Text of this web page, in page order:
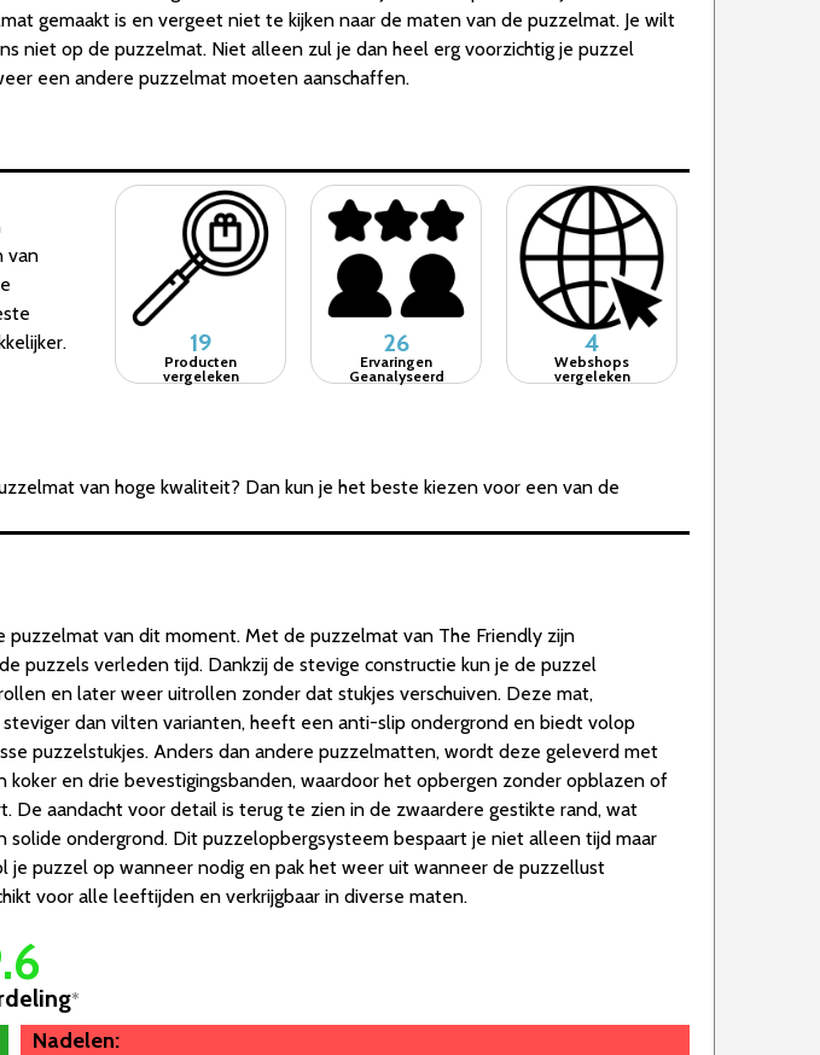
gemaakt is en vergeet niet te kijken naar de maten van de puzzelmat. Je wilt
niet op de puzzelmat. Niet alleen zul je dan heel erg voorzichtig je puzzel
een andere puzzelmat moeten aanschaffen.
van
19
Producten
vergeleken
26
Ervaringen
Geanalyseerd
4
Webshops
vergeleken
van hoge kwaliteit? Dan kun je het beste kiezen voor een van de
puzzelmat van dit moment. Met de puzzelmat van The Friendly zijn
puzzels verleden tijd. Dankzij de stevige constructie kun je de puzzel
en later weer uitrollen zonder dat stukjes verschuiven. Deze mat,
steviger dan vilten varianten, heeft een anti-slip ondergrond en biedt volop
puzzelstukjes. Anders dan andere puzzelmatten, wordt deze geleverd met
koker en drie bevestigingsbanden, waardoor het opbergen zonder opblazen of
De aandacht voor detail is terug te zien in de zwaardere gestikte rand, wat
solide ondergrond. Dit puzzelopbergsysteem bespaart je niet alleen tijd maar
je puzzel op wanneer nodig en pak het weer uit wanneer de puzzellust
voor alle leeftijden en verkrijgbaar in diverse maten.
*
Nadelen: